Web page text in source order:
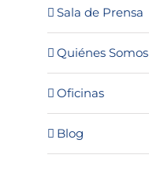
Sala de Prensa
Quiénes Somos
Oficinas
Blog